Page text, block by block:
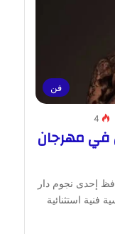
فن
4
في مهرجان
إحدى نجوم دار
22أكتوبر أمسية فنية استثنائية